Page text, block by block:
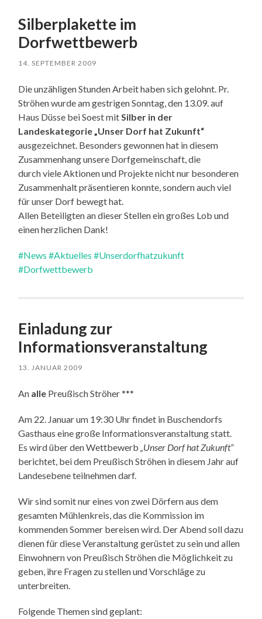
Silberplakette im
Dorfwettbewerb
14. SEPTEMBER 2009
Die unzähligen Stunden Arbeit haben sich gelohnt. Pr.
Ströhen wurde am gestrigen Sonntag, den 13.09. auf
Haus Düsse bei Soest mitSilber in der
Landeskategorie „Unser Dorf hat Zukunft“
ausgezeichnet. Besonders gewonnen hat in diesem
Zusammenhang unsere Dorfgemeinschaft, die
durch viele Aktionen und Projekte nicht nur besonderen
Zusammenhalt präsentieren konnte, sondern auch viel
für unser Dorf bewegt hat.
Allen Beteiligten an dieser Stellen ein großes Lob und
einen herzlichen Dank!
#News #Aktuelles #Unserdorfhatzukunft
#Dorfwettbewerb
Einladung zur
Informationsveranstaltung
13. JANUAR 2009
An alle Preußisch Ströher ***
Am 22. Januar um 19:30 Uhr findet in Buschendorfs
Gasthaus eine große Informationsveranstaltung statt.
Es wird über den Wettbewerb„Unser Dorf hat Zukunft“
berichtet, bei dem Preußisch Ströhen in diesem Jahr auf
Landesebene teilnehmen darf.
Wir sind somit nur eines von zwei Dörfern aus dem
gesamten Mühlenkreis, das die Kommission im
kommenden Sommer bereisen wird. Der Abend soll dazu
dienen für diese Veranstaltung gerüstet zu sein und allen
Einwohnern von Preußisch Ströhen die Möglichkeit zu
geben, ihre Fragen zu stellen und Vorschläge zu
unterbreiten.
Folgende Themen sind geplant: